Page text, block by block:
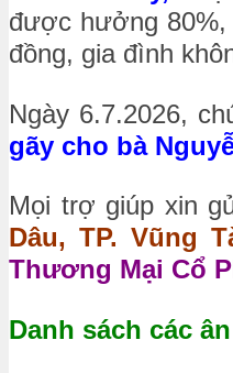
được hưởng 80%,
đồng, gia đình
Ngày 6.7.2026,
gãy cho bà
Mọi trợ giúp xin
Dâu, TP. Vũng
Thương Mại Cổ
Danh sách các